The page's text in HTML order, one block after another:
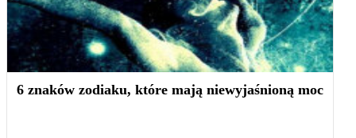
6 znaków zodiaku, które mają niewyjaśnioną moc